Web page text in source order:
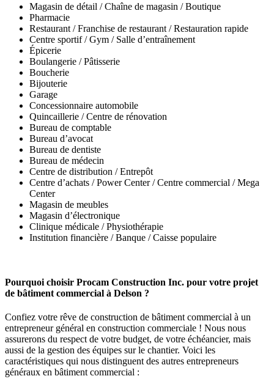
Magasin de détail / Chaîne de magasin / Boutique
Pharmacie
Restaurant / Franchise de restaurant / Restauration rapide
Centre sportif / Gym / Salle d’entraînement
Épicerie
Boulangerie / Pâtisserie
Boucherie
Bijouterie
Garage
Concessionnaire automobile
Quincaillerie / Centre de rénovation
Bureau de comptable
Bureau d’avocat
Bureau de dentiste
Bureau de médecin
Centre de distribution / Entrepôt
Centre d’achats / Power Center / Centre commercial / Mega
Center
Magasin de meubles
Magasin d’électronique
Clinique médicale / Physiothérapie
Institution financière / Banque / Caisse populaire
Pourquoi choisir Procam Construction Inc. pour votre projet
de bâtiment commercial à Delson ?
Confiez votre rêve de construction de bâtiment commercial à un
entrepreneur général en construction commerciale ! Nous nous
assurerons du respect de votre budget, de votre échéancier, mais
aussi de la gestion des équipes sur le chantier. Voici les
caractéristiques qui nous distinguent des autres entrepreneurs
généraux en bâtiment commercial :